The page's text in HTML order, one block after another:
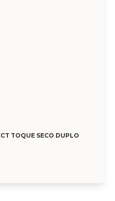
TOQUE SECO DUPLO